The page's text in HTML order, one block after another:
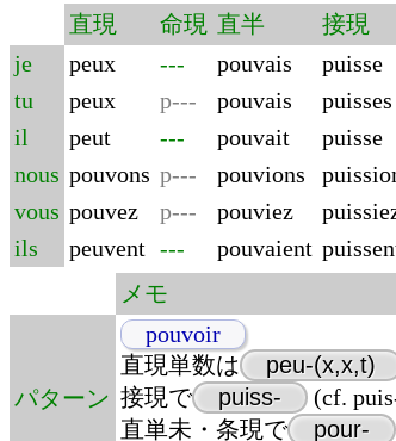
直現
命現 直半 接現
je
peux --- pouvais puisse
tu
peux p--- pouvais puisses
il
peut --- pouvait puisse
nous pouvons p--- pouvions
vous pouvez p--- pouviez
ils
peuvent --- pouvaient
メモ
パターン
pouvoir
直現単数は
peu-(x,x,t)
接現で
puiss-
(cf.
直単未・条現で
pour-